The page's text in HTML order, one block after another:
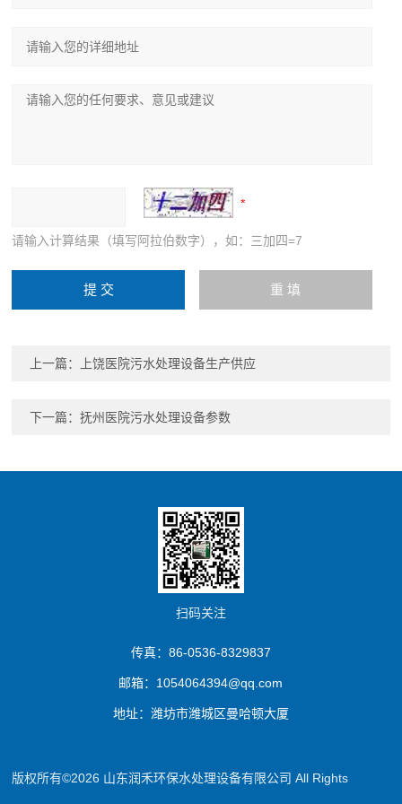
请输入计算结果（填写阿拉伯数字），如：三加四=7
上一篇： 上饶医院污水处理设备生产供应
下一篇：抚州医院污水处理设备参数
扫码关注
传真：86-0536-8329837
邮箱：1054064394@qq.com
地址：潍坊市潍城区曼哈顿大厦
版权所有©2026 山东润禾环保水处理设备有限公司 All Rights